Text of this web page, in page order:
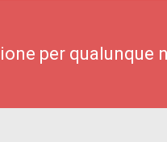
per qualunque